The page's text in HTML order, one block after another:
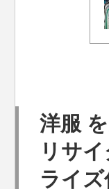
洋服
リサ
ライ